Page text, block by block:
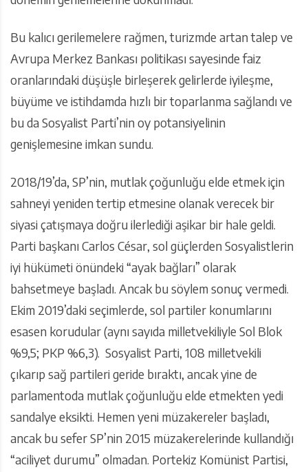
Bu kalıcı gerilemelere rağmen, turizmde artan talep ve
Avrupa Merkez Bankası politikası sayesinde faiz
oranlarındaki düşüşle birleşerek gelirlerde iyileşme,
büyüme ve istihdamda hızlı bir toparlanma sağlandı ve
bu da Sosyalist Parti’nin oy potansiyelinin
genişlemesine imkan sundu.
2018/19’da, SP’nin, mutlak çoğunluğu elde etmek için
sahneyi yeniden tertip etmesine olanak verecek bir
siyasi çatışmaya doğru ilerlediği aşikar bir hale geldi.
Parti başkanı Carlos César, sol güçlerden Sosyalistlerin
iyi hükümeti önündeki “ayak bağları” olarak
bahsetmeye başladı. Ancak bu söylem sonuç vermedi.
Ekim 2019’daki seçimlerde, sol partiler konumlarını
esasen korudular (aynı sayıda milletvekiliyle Sol Blok
%9,5; PKP %6,3). Sosyalist Parti, 108 milletvekili
çıkarıp sağ partileri geride bıraktı, ancak yine de
parlamentoda mutlak çoğunluğu elde etmekten yedi
sandalye eksikti. Hemen yeni müzakereler başladı,
ancak bu sefer SP’nin 2015 müzakerelerinde kullandığı
“aciliyet durumu” olmadan. Portekiz Komünist Partisi,